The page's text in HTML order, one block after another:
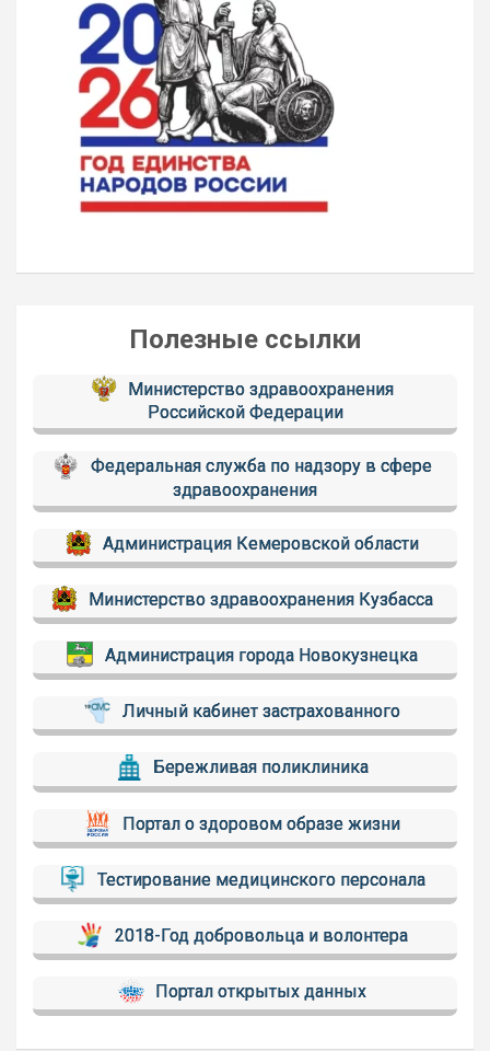
Полезные ссылки
Министерство здравоохранения
Российской Федерации
Федеральная служба по надзору в сфере
здравоохранения
Администрация Кемеровской области
Министерство здравоохранения Кузбасса
Администрация города Новокузнецка
Личный кабинет застрахованного
Бережливая поликлиника
Портал о здоровом образе жизни
Тестирование медицинского персонала
2018-Год добровольца и волонтера
Портал открытых данных